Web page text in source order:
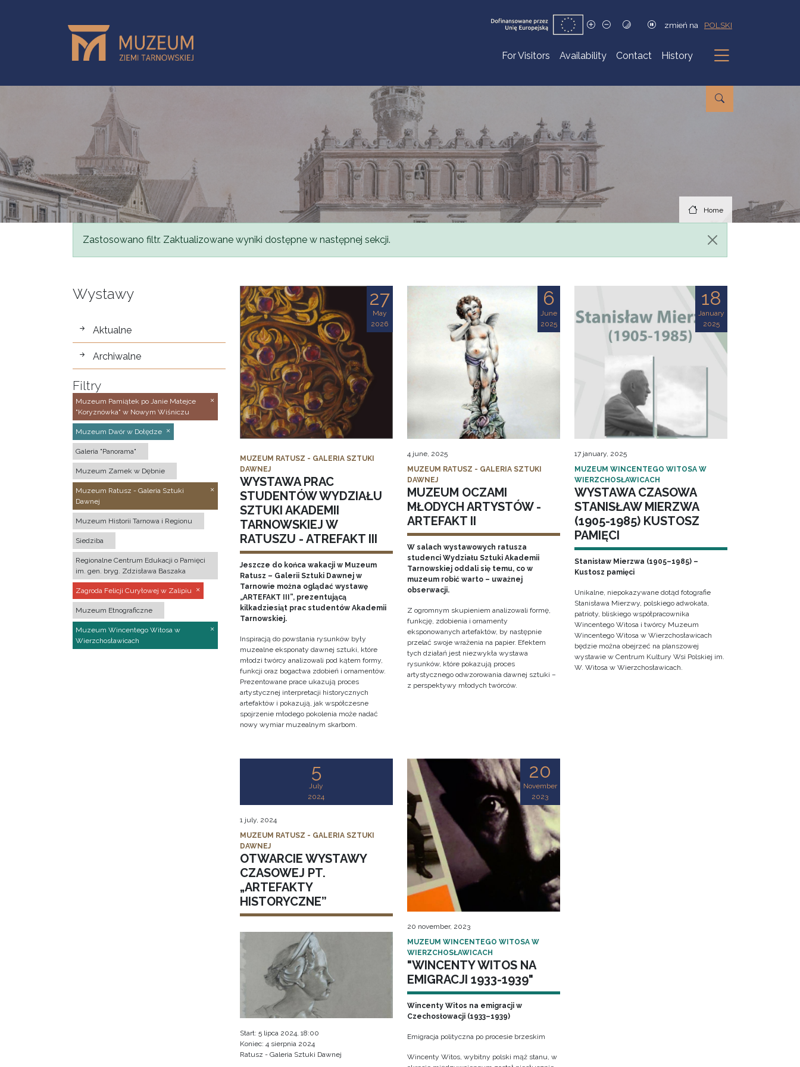
zmień na POLSKI
For Visitors Availability Contact History
Submenu
Home
Status message
Zastosowano filtr. Zaktualizowane wyniki dostępne w następnej sekcji.
Wystawy
wystawy
Aktualne
Archiwalne
Filtry
Muzeum Pamiątek po Janie Matejce
"Koryznówka" w Nowym Wiśniczu
Muzeum Dwór w Dołędze
Galeria "Panorama"
Muzeum Zamek w Dębnie
Muzeum Ratusz - Galeria Sztuki
Dawnej
Muzeum Historii Tarnowa i Regionu
Siedziba
Regionalne Centrum Edukacji o Pamięci
im. gen. bryg. Zdzisława Baszaka
Zagroda Felicji Curyłowej w Zalipiu
Muzeum Etnograficzne
Muzeum Wincentego Witosa w
Wierzchosławicach
27
May
2026
MUZEUM RATUSZ - GALERIA SZTUKI
DAWNEJ
WYSTAWA PRAC
STUDENTÓW WYDZIAŁU
SZTUKI AKADEMII
TARNOWSKIEJ W
RATUSZU - ATREFAKT III
Jeszcze do końca wakacji w Muzeum
Ratusz – Galerii Sztuki Dawnej w
Tarnowie można oglądać wystawę
„ARTEFAKT III”, prezentującą
kilkadziesiąt prac studentów Akademii
Tarnowskiej.
Inspiracją do powstania rysunków były
muzealne eksponaty dawnej sztuki, które
młodzi twórcy analizowali pod kątem formy,
funkcji oraz bogactwa zdobień i ornamentów.
Prezentowane prace ukazują proces
artystycznej interpretacji historycznych
artefaktów i pokazują, jak współczesne
spojrzenie młodego pokolenia może nadać
nowy wymiar muzealnym skarbom.
6
June
2025
4 june, 2025
MUZEUM RATUSZ - GALERIA SZTUKI
DAWNEJ
MUZEUM OCZAMI
MŁODYCH ARTYSTÓW -
ARTEFAKT II
W salach wystawowych ratusza
studenci Wydziału Sztuki Akademii
Tarnowskiej oddali się temu, co w
muzeum robić warto – uważnej
obserwacji.
Z ogromnym skupieniem analizowali formę,
funkcję, zdobienia i ornamenty
eksponowanych artefaktów, by następnie
przelać swoje wrażenia na papier. Efektem
tych działań jest niezwykła wystawa
rysunków, które pokazują proces
artystycznego odwzorowania dawnej sztuki –
z perspektywy młodych twórców.
18
January
2025
17 january, 2025
MUZEUM WINCENTEGO WITOSA W
WIERZCHOSŁAWICACH
WYSTAWA CZASOWA
STANISŁAW MIERZWA
(1905-1985) KUSTOSZ
PAMIĘCI
Stanisław Mierzwa (1905–1985) –
Kustosz pamięci
Unikalne, niepokazywane dotąd fotografie
Stanisława Mierzwy, polskiego adwokata,
patrioty, bliskiego współpracownika
Wincentego Witosa i twórcy Muzeum
Wincentego Witosa w Wierzchosławicach
będzie można obejrzeć na planszowej
wystawie w Centrum Kultury Wsi Polskiej im.
W. Witosa w Wierzchosławicach.
5
July
2024
1 july, 2024
MUZEUM RATUSZ - GALERIA SZTUKI
DAWNEJ
OTWARCIE WYSTAWY
CZASOWEJ PT.
„ARTEFAKTY
HISTORYCZNE”
Start: 5 lipca 2024, 18:00
Koniec: 4 sierpnia 2024
Ratusz - Galeria Sztuki Dawnej
20
November
2023
20 november, 2023
MUZEUM WINCENTEGO WITOSA W
WIERZCHOSŁAWICACH
"WINCENTY WITOS NA
EMIGRACJI 1933-1939"
Wincenty Witos na emigracji w
Czechosłowacji (1933–1939)
Emigracja polityczna po procesie brzeskim
Wincenty Witos, wybitny polski mąż stanu, w